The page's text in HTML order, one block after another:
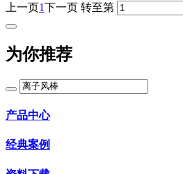
上一页1下一页 转至第
为你推荐
产品中心
经典案例